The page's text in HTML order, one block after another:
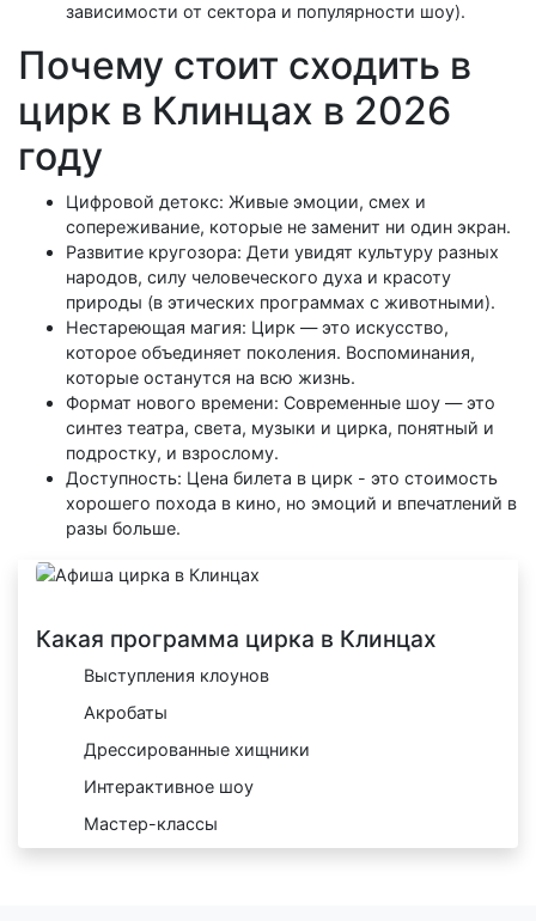
зависимости от сектора и популярности шоу).
Почему стоит сходить в
цирк в Клинцах в 2026
году
Цифровой детокс: Живые эмоции, смех и
сопереживание, которые не заменит ни один экран.
Развитие кругозора: Дети увидят культуру разных
народов, силу человеческого духа и красоту
природы (в этических программах с животными).
Нестареющая магия: Цирк — это искусство,
которое объединяет поколения. Воспоминания,
которые останутся на всю жизнь.
Формат нового времени: Современные шоу — это
синтез театра, света, музыки и цирка, понятный и
подростку, и взрослому.
Доступность: Цена билета в цирк - это стоимость
хорошего похода в кино, но эмоций и впечатлений в
разы больше.
Какая программа цирка в Клинцах
Выступления клоунов
Акробаты
Дрессированные хищники
Интерактивное шоу
Мастер-классы